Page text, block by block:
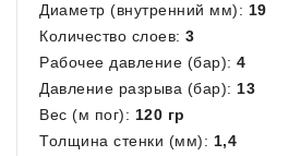
Диаметр (внутренний мм): 19
Количество слоев: 3
Рабочее давление (бар): 4
Давление разрыва (бар): 13
Вес (м пог): 120 гр
Толщина стенки (мм): 1,4